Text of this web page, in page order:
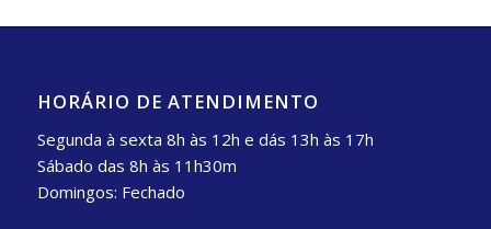
HORÁRIO DE ATENDIMENTO
Segunda à sexta 8h às 12h e dás 13h às 17h
Sábado das 8h às 11h30m
Domingos: Fechado